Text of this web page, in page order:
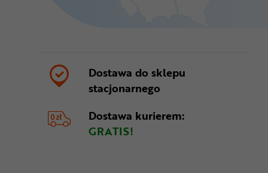
Dostawa do sklepu
stacjonarnego
Dostawa kurierem:
GRATIS!